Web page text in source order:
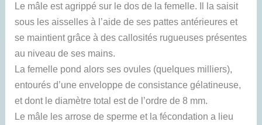
Le mâle est agrippé sur le dos de la femelle. Il la saisit
sous les aisselles à l’aide de ses pattes antérieures et
se maintient grâce à des callosités rugueuses présentes
au niveau de ses mains.
La femelle pond alors ses ovules (quelques milliers),
entourés d’une enveloppe de consistance gélatineuse,
et dont le diamètre total est de l’ordre de 8 mm.
Le mâle les arrose de sperme et la fécondation a lieu